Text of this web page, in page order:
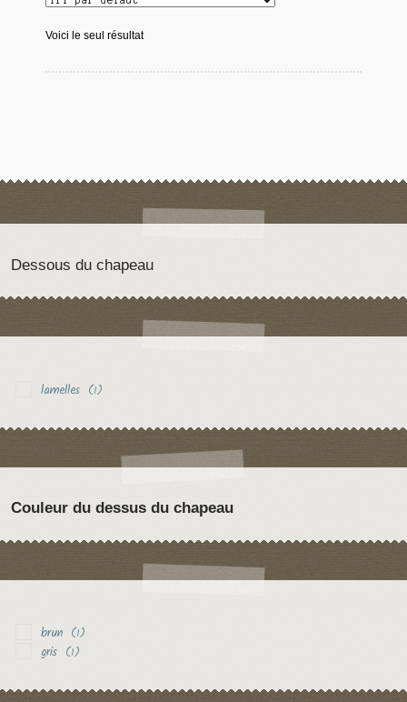
Voici le seul résultat
Dessous du chapeau
lamelles (1)
Couleur du dessus du chapeau
brun (1)
gris (1)